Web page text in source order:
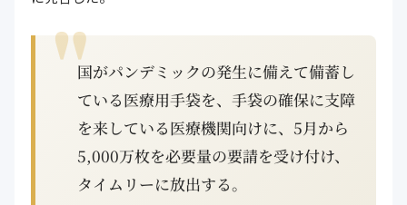
国がパンデミックの発生に備えて備蓄し
ている医療用手袋を、手袋の確保に支障
を来している医療機関向けに、5月から
5,000万枚を必要量の要請を受け付け、
タイムリーに放出する。